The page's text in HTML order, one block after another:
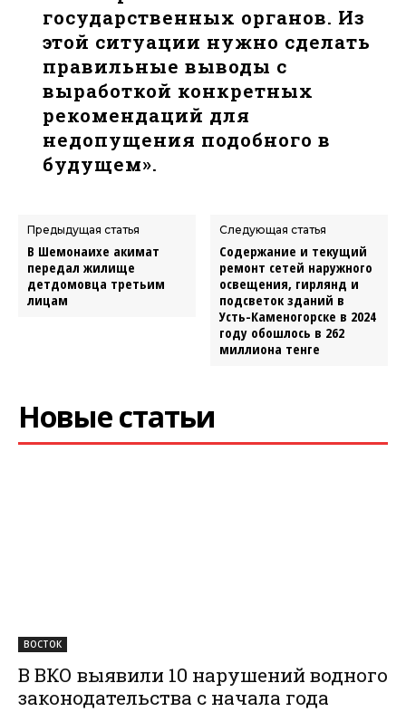
государственных органов. Из
этой ситуации нужно сделать
правильные выводы с
выработкой конкретных
рекомендаций для
недопущения подобного в
будущем».
Предыдущая статья
В Шемонаихе акимат
передал жилище
детдомовца третьим
лицам
Следующая статья
Содержание и текущий
ремонт сетей наружного
освещения, гирлянд и
подсветок зданий в
Усть-Каменогорске в 2024
году обошлось в 262
миллиона тенге
Новые статьи
ВОСТОК
В ВКО выявили 10 нарушений водного
законодательства с начала года